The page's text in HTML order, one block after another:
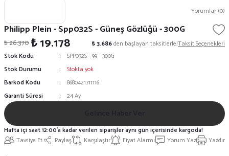
Yorumlar (0)
Philipp Plein - Spp032S - Güneş Gözlüğü - 300G
₺ 26.370₺ 19.178 ₺ 3.686den başlayan taksitlerle!Taksit Seçenekleri
Stok Kodu
SPP032S - 99 - 300G
Stok Durumu
Stokta yok
Barkod Kodu
8680421711116
Garanti Süresi
24 Ay
Tavsiye Et Paylaş Karşılaştır Fiyat Alarmı Yorum Yaz Yazdır
Hafta içi saat 12:00'a kadar verilen siparişler aynı gün içerisinde kargoda!